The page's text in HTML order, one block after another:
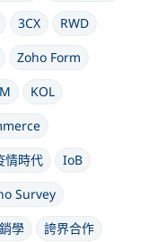
3CX
RWD
Zoho Form
KOL
情時代
IoB
Survey
學
誇界合作